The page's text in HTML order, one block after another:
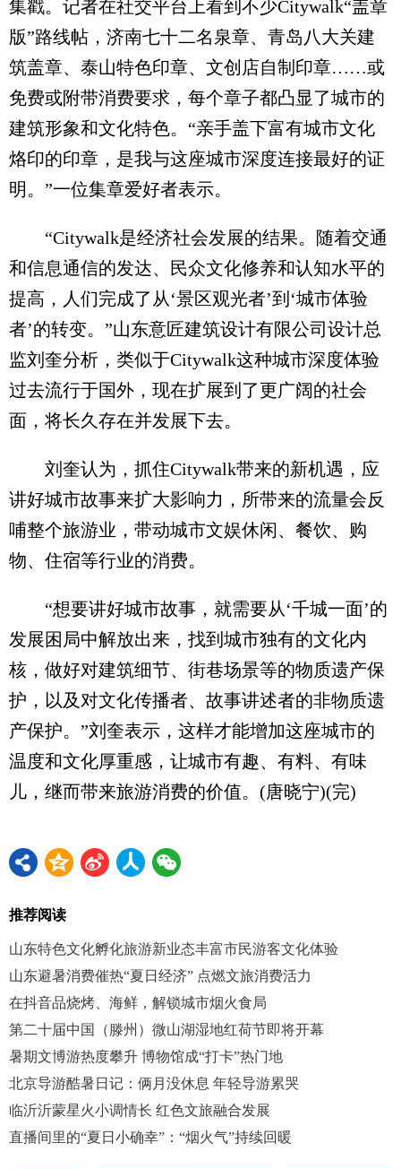
集戳。记者在社交平台上看到不少Citywalk“盖章
版”路线帖，济南七十二名泉章、青岛八大关建
筑盖章、泰山特色印章、文创店自制印章……或
免费或附带消费要求，每个章子都凸显了城市的
建筑形象和文化特色。“亲手盖下富有城市文化
烙印的印章，是我与这座城市深度连接最好的证
明。”一位集章爱好者表示。
“Citywalk是经济社会发展的结果。随着交通
和信息通信的发达、民众文化修养和认知水平的
提高，人们完成了从‘景区观光者’到‘城市体验
者’的转变。”山东意匠建筑设计有限公司设计总
监刘奎分析，类似于Citywalk这种城市深度体验
过去流行于国外，现在扩展到了更广阔的社会
面，将长久存在并发展下去。
刘奎认为，抓住Citywalk带来的新机遇，应
讲好城市故事来扩大影响力，所带来的流量会反
哺整个旅游业，带动城市文娱休闲、餐饮、购
物、住宿等行业的消费。
“想要讲好城市故事，就需要从‘千城一面’的
发展困局中解放出来，找到城市独有的文化内
核，做好对建筑细节、街巷场景等的物质遗产保
护，以及对文化传播者、故事讲述者的非物质遗
产保护。”刘奎表示，这样才能增加这座城市的
温度和文化厚重感，让城市有趣、有料、有味
儿，继而带来旅游消费的价值。(唐晓宁)(完)
推荐阅读
山东特色文化孵化旅游新业态丰富市民游客文化体验
山东避暑消费催热“夏日经济” 点燃文旅消费活力
在抖音品烧烤、海鲜，解锁城市烟火食局
第二十届中国（滕州）微山湖湿地红荷节即将开幕
暑期文博游热度攀升 博物馆成“打卡”热门地
北京导游酷暑日记：俩月没休息 年轻导游累哭
临沂沂蒙星火小调情长 红色文旅融合发展
直播间里的“夏日小确幸”：“烟火气”持续回暖